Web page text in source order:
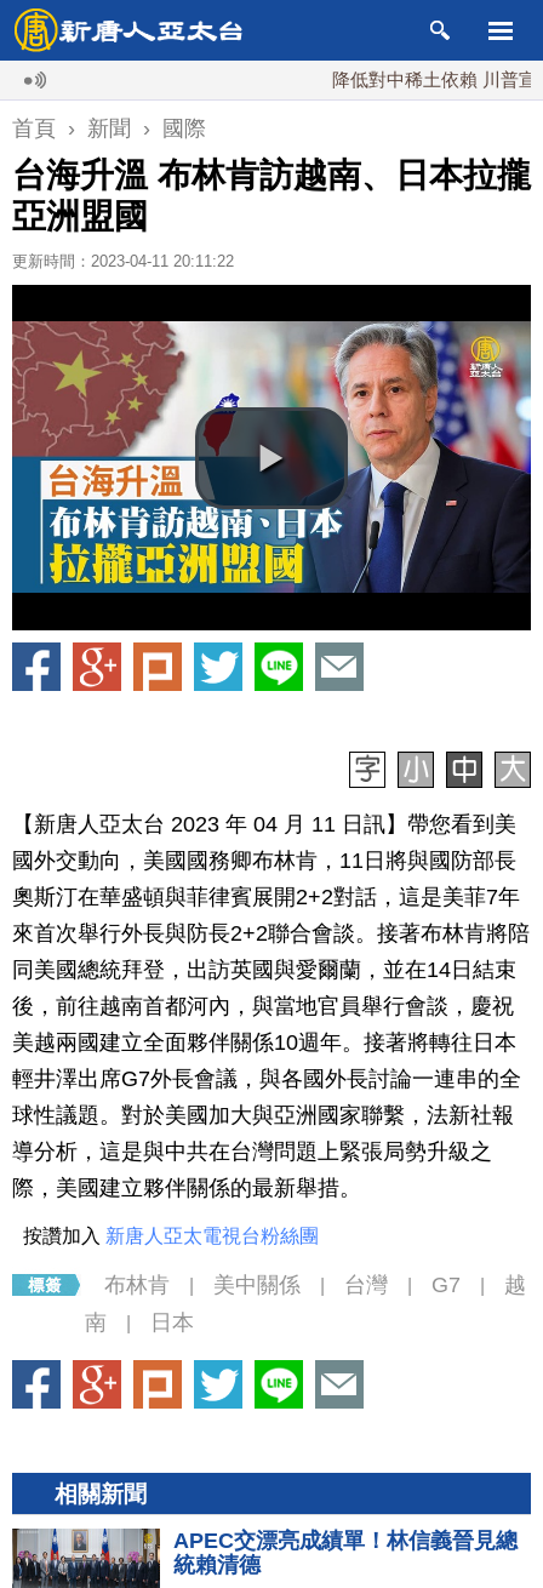
降低對中稀土依賴 川普宣布礦
首頁 › 新聞 › 國際
台海升溫 布林肯訪越南、日本拉攏
亞洲盟國
更新時間：2023-04-11 20:11:22
【新唐人亞太台 2023 年 04 月 11 日訊】帶您看到美
國外交動向，美國國務卿布林肯，11日將與國防部長
奧斯汀在華盛頓與菲律賓展開2+2對話，這是美菲7年
來首次舉行外長與防長2+2聯合會談。接著布林肯將陪
同美國總統拜登，出訪英國與愛爾蘭，並在14日結束
後，前往越南首都河內，與當地官員舉行會談，慶祝
美越兩國建立全面夥伴關係10週年。接著將轉往日本
輕井澤出席G7外長會議，與各國外長討論一連串的全
球性議題。對於美國加大與亞洲國家聯繫，法新社報
導分析，這是與中共在台灣問題上緊張局勢升級之
際，美國建立夥伴關係的最新舉措。
按讚加入 新唐人亞太電視台粉絲團
布林肯 美中關係 台灣 G7
越
南
日本
相關新聞
APEC交漂亮成績單！林信義晉見總
統賴清德